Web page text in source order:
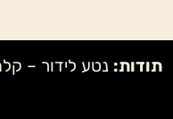
תודות: